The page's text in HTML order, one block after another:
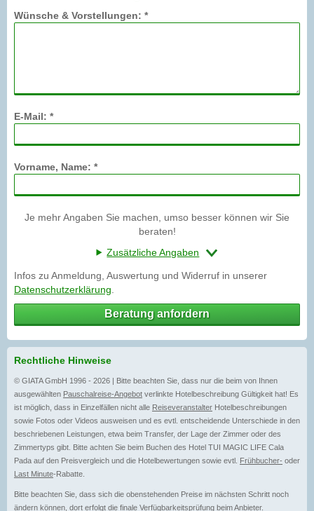
Wünsche & Vorstellungen: *
E-Mail: *
Vorname, Name: *
Je mehr Angaben Sie machen, umso besser können wir Sie
beraten!
Zusätzliche Angaben
Infos zu Anmeldung, Auswertung und Widerruf in unserer
Datenschutzerklärung
Beratung anfordern
Rechtliche Hinweise
© GIATA GmbH 1996 - 2026 | Bitte beachten Sie, dass nur die beim von Ihnen
ausgewählten Pauschalreise-Angebot verlinkte Hotelbeschreibung Gültigkeit hat! Es
ist möglich, dass in Einzelfällen nicht alle Reiseveranstalter Hotelbeschreibungen
sowie Fotos oder Videos ausweisen und es evtl. entscheidende Unterschiede in den
beschriebenen Leistungen, etwa beim Transfer, der Lage der Zimmer oder des
Zimmertyps gibt. Bitte achten Sie beim Buchen des Hotel TUI MAGIC LIFE Cala
Pada auf den Preisvergleich und die Hotelbewertungen sowie evtl. Frühbucher- oder
Last Minute-Rabatte.
Bitte beachten Sie, dass sich die obenstehenden Preise im nächsten Schritt noch
ändern können, dort erfolgt die finale Verfügbarkeitsprüfung beim Anbieter.